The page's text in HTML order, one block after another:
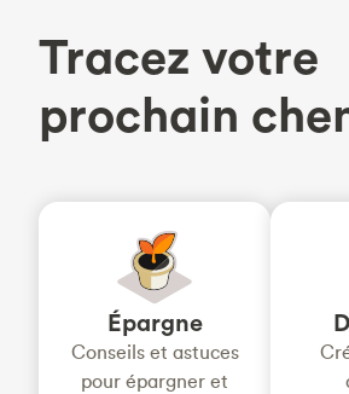
Tracez votre
prochain
Épargne
Conseils et astuces
pour épargner et